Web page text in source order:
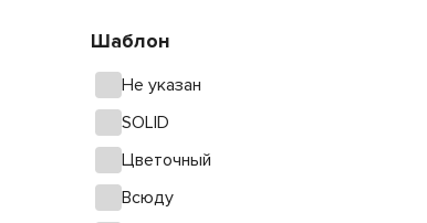
Шаблон
Не указан
SOLID
Цветочный
Всюду